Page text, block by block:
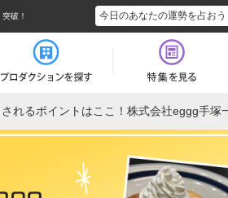
破！ 今日のあなたの運勢を占おう
れるポイントはここ！株式会社eggg手塚